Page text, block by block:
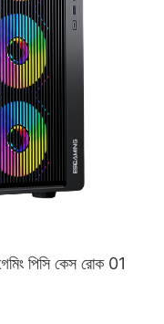
পিসি কেস রোক 01